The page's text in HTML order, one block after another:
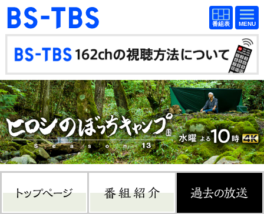
BS-TBS
番組
表
BS-TBS
番組
表
ドラマ 映画
紀行 報道
教養 スポーツ
音楽 エンタメ
アニメ ファンクラブ
検索